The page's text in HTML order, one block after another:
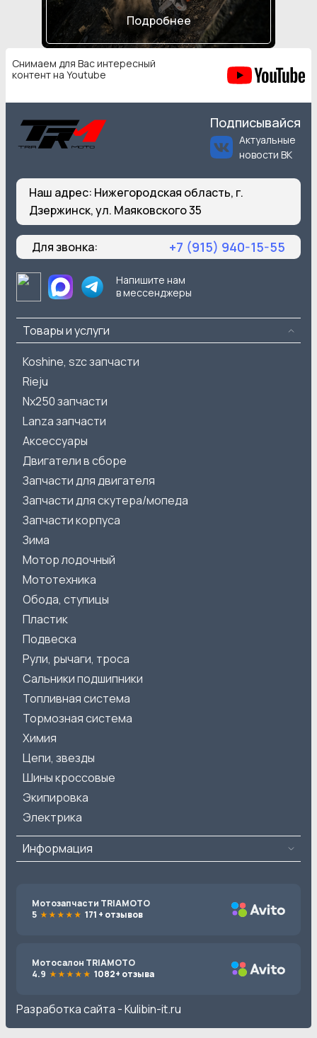
Подробнее
Снимаем для Вас интересный
контент на Youtube
Подписывайся
Актуальные
новости ВК
Наш адрес: Нижегородская область, г.
Дзержинск, ул. Маяковского 35
Для звонка: +7 (915) 940-15-55
Напишите нам
в мессенджеры
Товары и услуги
Koshine, szc запчасти
Rieju
Nx250 запчасти
Lanza запчасти
Аксессуары
Двигатели в сборе
Запчасти для двигателя
Запчасти для скутера/мопеда
Запчасти корпуса
Зима
Мотор лодочный
Мототехника
Обода, ступицы
Пластик
Подвеска
Рули, рычаги, троса
Сальники подшипники
Топливная система
Тормозная система
Химия
Цепи, звезды
Шины кроссовые
Экипировка
Электрика
Информация
Мотозапчасти TRIAMOTO
5
171 + отзывов
Мотосалон TRIAMOTO
4.9
1082+ отзыва
Разработка сайта -Kulibin-it.ru